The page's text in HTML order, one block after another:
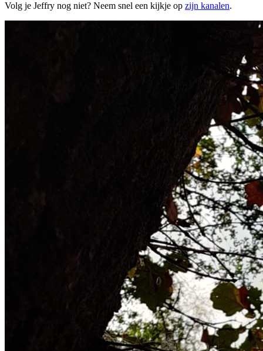
Volg je Jeffry nog niet? Neem snel een kijkje op zijn kanalen.